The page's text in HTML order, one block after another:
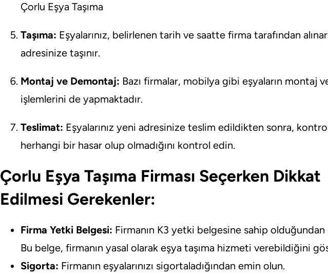
Çorlu Eşya Taşıma
Taşıma: Eşyalarınız, belirlenen tarih ve saatte firma tarafından
adresinize taşınır.
Montaj ve Demontaj: Bazı firmalar, mobilya gibi eşyaların montaj
işlemlerini de yapmaktadır.
Teslimat: Eşyalarınız yeni adresinize teslim edildikten sonra,
herhangi bir hasar olup olmadığını kontrol edin.
Çorlu Eşya Taşıma Firması Seçerken Dikkat
Edilmesi Gerekenler:
Firma Yetki Belgesi: Firmanın K3 yetki belgesine sahip
Bu belge, firmanın yasal olarak eşya taşıma hizmeti verebildiğini
Sigorta: Firmanın eşyalarınızı sigortaladığından emin olun.